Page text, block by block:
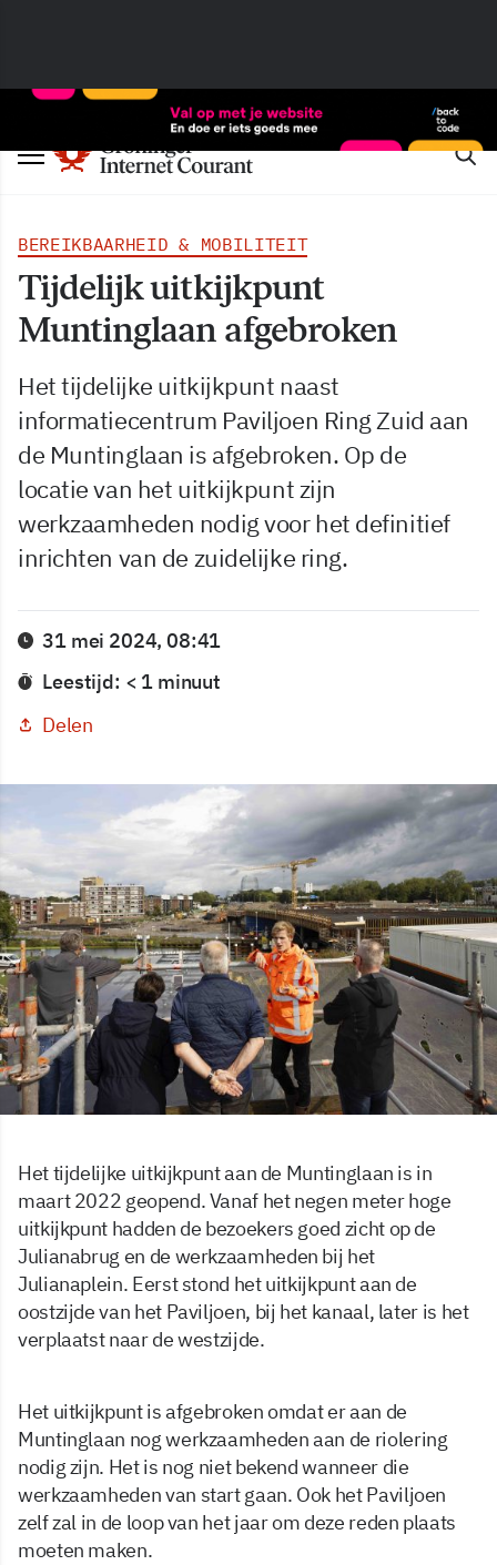
BEREIKBAARHEID & MOBILITEIT
Tijdelijk uitkijkpunt
Muntinglaan afgebroken
Het tijdelijke uitkijkpunt naast
informatiecentrum Paviljoen Ring Zuid aan
de Muntinglaan is afgebroken. Op de
locatie van het uitkijkpunt zijn
werkzaamheden nodig voor het definitief
inrichten van de zuidelijke ring.
31 mei 2024, 08:41
Leestijd: < 1 minuut
Delen
Het tijdelijke uitkijkpunt aan de Muntinglaan is in
maart 2022 geopend. Vanaf het negen meter hoge
uitkijkpunt hadden de bezoekers goed zicht op de
Julianabrug en de werkzaamheden bij het
Julianaplein. Eerst stond het uitkijkpunt aan de
oostzijde van het Paviljoen, bij het kanaal, later is het
verplaatst naar de westzijde.
Het uitkijkpunt is afgebroken omdat er aan de
Muntinglaan nog werkzaamheden aan de riolering
nodig zijn. Het is nog niet bekend wanneer die
werkzaamheden van start gaan. Ook het Paviljoen
zelf zal in de loop van het jaar om deze reden plaats
moeten maken.